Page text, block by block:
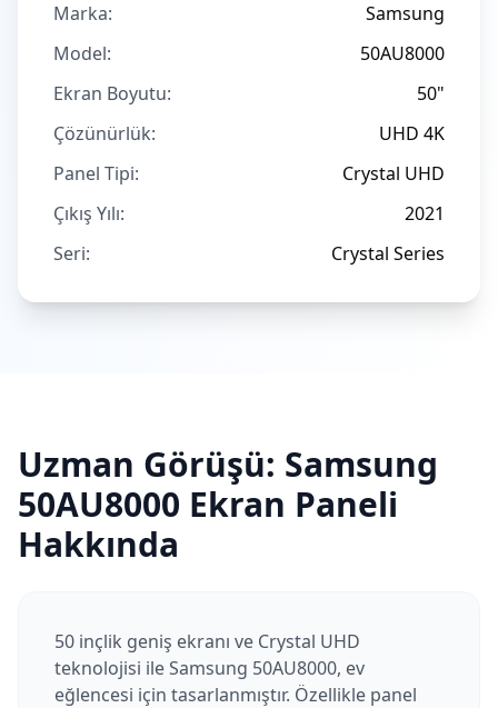
Marka:
Samsung
Model:
50AU8000
Ekran Boyutu:
50"
Çözünürlük:
UHD 4K
Panel Tipi:
Crystal UHD
Çıkış Yılı:
2021
Seri:
Crystal Series
Uzman Görüşü: Samsung
50AU8000 Ekran Paneli
Hakkında
50 inçlik geniş ekranı ve Crystal UHD
teknolojisi ile Samsung 50AU8000, ev
eğlencesi için tasarlanmıştır. Özellikle panel